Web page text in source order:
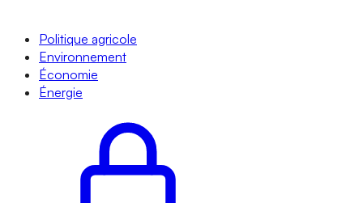
Politique agricole
Environnement
Économie
Énergie